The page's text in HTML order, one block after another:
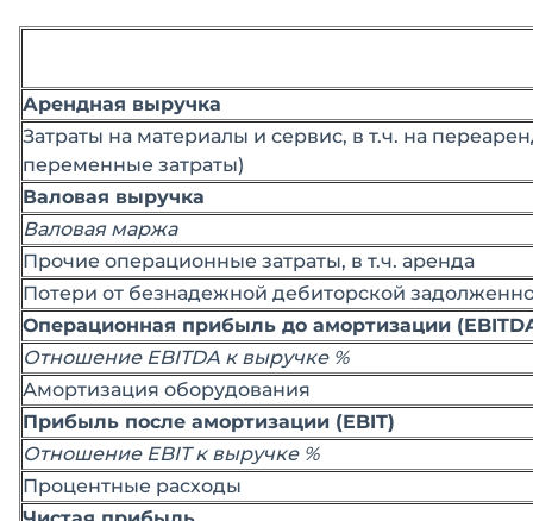
Арендная выручка
Затраты на материалы и сервис, в т.ч. на
переменные затраты)
Валовая выручка
Валовая маржа
Прочие операционные затраты, в т.ч. аренда
Потери от безнадежной дебиторской
Операционная прибыль до амортизации
Отношение EBITDA к выручке %
Амортизация оборудования
Прибыль после амортизации (EBIT)
Отношение EBIT к выручке %
Процентные расходы